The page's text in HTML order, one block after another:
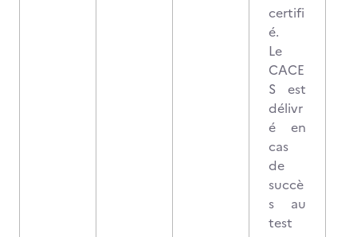
certifi
é.
Le
CACE
S est
délivr
é en
cas
de
succè
s au
test